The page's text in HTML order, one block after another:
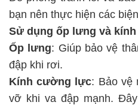
bạn nên thực hiện các
Sử dụng ốp lưng và
Ốp lưng: Giúp bảo vệ
đập khi rơi.
Kính cường lực: Bảo vệ
vỡ khi va đập mạnh.